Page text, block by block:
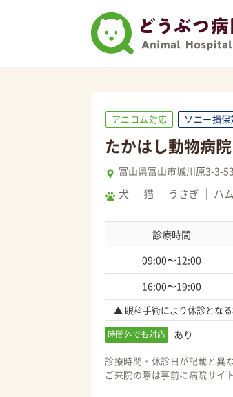
アニコム対応 ソニー損保
たかはし動物病院
富山県富山市城川原3-
犬 猫 うさぎ ハ
診療時間
09:00〜12:00
16:00〜19:00
▲ 眼科手術により休診とな
時間外でも対応 あり
診療時間・休診日が記載と異
ご来院の際は事前に病院サイ